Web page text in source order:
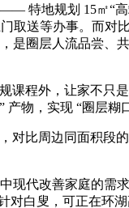
特地规划 15㎡“
取送等办事。而对
是圈层人流品尝、
课程外，让家不只
物，实现 “圈层糊
比周边同面积段
代改善家庭的需
对白叟，可正在环